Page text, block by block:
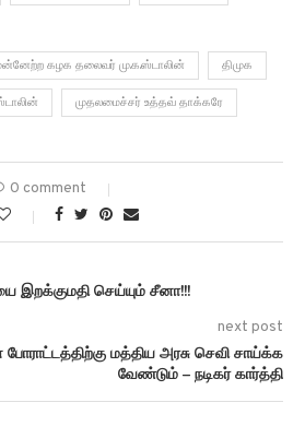
கழக தலைவர் மு.க.ஸ்டாலின் திமுக
முதலமைச்சர் உத்தவ் தாக்கரே
0 comment
இறக்குமதி செய்யும் சீனா!!!
next post
போராட்டத்திற்கு மத்திய அரசு செவி சாய்க்க
வேண்டும் – நடிகர் கார்த்தி